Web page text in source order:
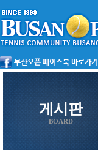
게시판
BOARD